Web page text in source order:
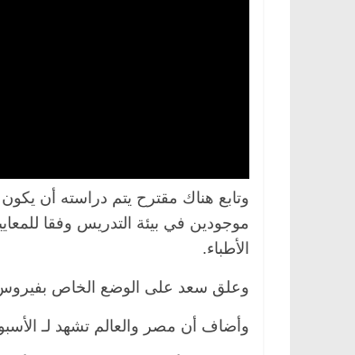
وتابع هناك مقترح يتم دراسته أن
موجودين في بيئة التدريس وفقا
الأطباء.
وعلق سعد على الوضع الخاص
وأضاف أن مصر والعالم تشهد لـ